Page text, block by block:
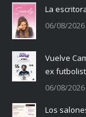
La
06/08/2026
Vuelve
ex
06/08/2026
Los